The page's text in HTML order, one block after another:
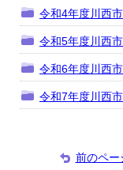
令和4年度川西
令和5年度川西
令和6年度川西
令和7年度川西
前のペー